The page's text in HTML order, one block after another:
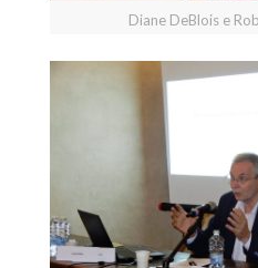
Diane DeBlois e